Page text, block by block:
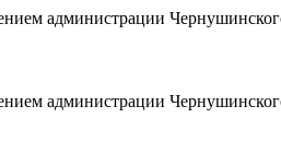
администрации
администрации